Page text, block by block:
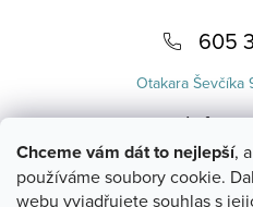
Chceme vám dát to nejlepší,
používáme soubory cookie.
webu vyjadřujete souhlas s
605
Otakara
info@